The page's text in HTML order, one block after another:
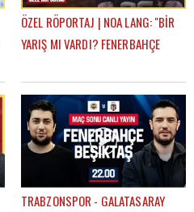
ÖZEL RÖPORTAJ | NOA LANG: "BİR
YARIŞ MI VARDI? FENERBAHÇE
TRABZONSPOR - GALATASARAY